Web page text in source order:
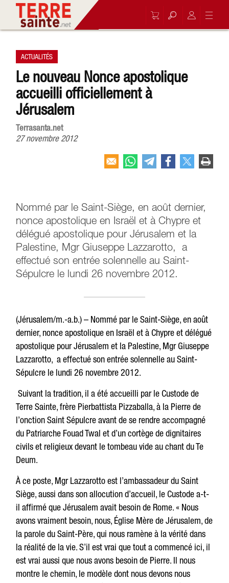
ACTUALITÉS
Le nouveau Nonce apostolique
accueilli officiellement à
Jérusalem
Terrasanta.net
27 novembre 2012
Nommé par le Saint-Siège, en août dernier,
nonce apostolique en Israël et à Chypre et
délégué apostolique pour Jérusalem et la
Palestine, Mgr Giuseppe Lazzarotto, a
effectué son entrée solennelle au Saint-
Sépulcre le lundi 26 novembre 2012.
(Jérusalem/m.-a.b.) – Nommé par le Saint-Siège, en août
dernier, nonce apostolique en Israël et à Chypre et délégué
apostolique pour Jérusalem et la Palestine, Mgr Giuseppe
Lazzarotto, a effectué son entrée solennelle au Saint-
Sépulcre le lundi 26 novembre 2012.
Suivant la tradition, il a été accueilli par le Custode de
Terre Sainte, frère Pierbattista Pizzaballa, à la Pierre de
l’onction Saint Sépulcre avant de se rendre accompagné
du Patriarche Fouad Twal et d’un cortège de dignitaires
civils et religieux devant le tombeau vide au chant du Te
Deum.
À ce poste, Mgr Lazzarotto est l’ambassadeur du Saint
Siège, aussi dans son allocution d’accueil, le Custode a-t-
il affirmé que Jérusalem avait besoin de Rome. « Nous
avons vraiment besoin, nous, Église Mère de Jérusalem, de
la parole du Saint-Père, qui nous ramène à la vérité dans
la réalité de la vie. S’il est vrai que tout a commencé ici, il
est vrai aussi que nous avons besoin de Pierre. Il nous
montre le chemin, le modèle dont nous devons nous